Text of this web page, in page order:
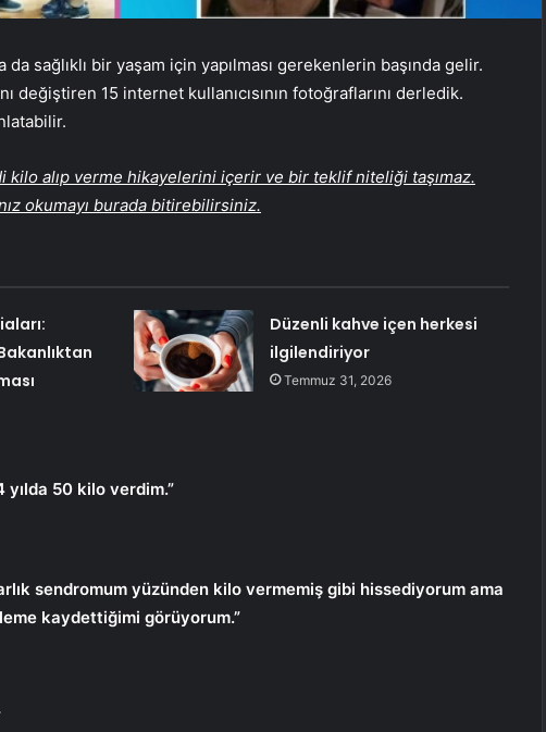
sağlıklı bir yaşam için yapılması gerekenlerin başında gelir.
değiştiren 15 internet kullanıcısının fotoğraflarını derledik.
alıp verme hikayelerini içerir ve bir teklif niteliği taşımaz.
okumayı burada bitirebilirsiniz.
Düzenli kahve içen herkesi
ilgilendiriyor
Temmuz 31, 2026
yılda 50 kilo verdim.”
sendromum yüzünden kilo vermemiş gibi hissediyorum ama
kaydettiğimi görüyorum.”